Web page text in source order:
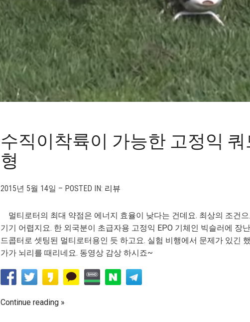
수직이착륙이 가능한 고정익
형
2015년 5월 14일 – POSTED IN: 리뷰
멀티로터의 최대 약점은 에너지 효율이 낮다는 건데요. 최상의 조건
기기 어렵지요. 한 외국분이 초급자용 고정익 EPO 기체인 빅슬러에 장
드콥터로 셋팅된 멀티로터용인 듯 하고요. 실험 비행에서 문제가 있긴
가가 뇌리를 때리네요. 동영상 감상 하시죠~
Continue reading